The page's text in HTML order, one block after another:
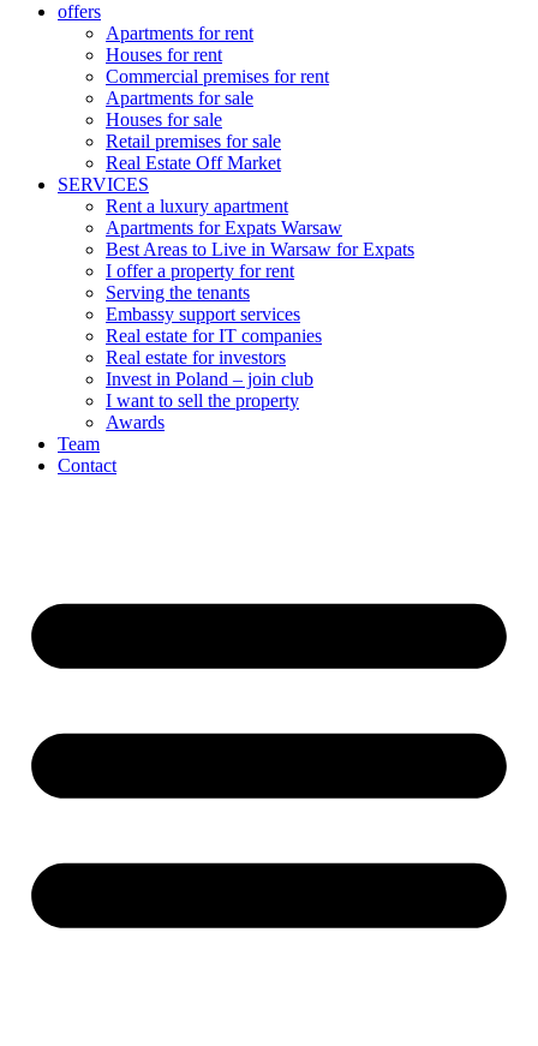
offers
Apartments for rent
Houses for rent
Commercial premises for rent
Apartments for sale
Houses for sale
Retail premises for sale
Real Estate Off Market
SERVICES
Rent a luxury apartment
Apartments for Expats Warsaw
Best Areas to Live in Warsaw for Expats
I offer a property for rent
Serving the tenants
Embassy support services
Real estate for IT companies
Real estate for investors
Invest in Poland – join club
I want to sell the property
Awards
Team
Contact